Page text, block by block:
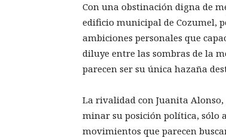
Con una obstinación digna de
edificio municipal de Cozumel,
ambiciones personales que
diluye entre las sombras de la
parecen ser su única hazaña
La rivalidad con Juanita
minar su posición política, sólo
movimientos que parecen